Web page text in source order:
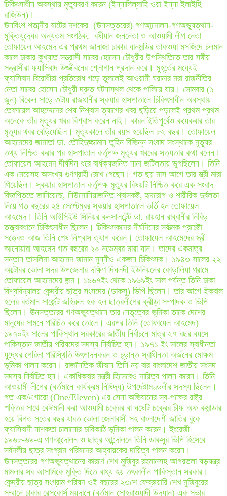
চিকিৎসাধীন অবস্থায় মৃত্যুবরণ করেন (ইন্নালিল্লাহি ওয়া ইন্না ইলাইহি
রাজিউন)।
ঊনবিংশ শতাব্দীর ষাটের দশকের (ঊনসত্তরের) গণআন্দোলন-গণঅভ্যুত্থান-
মুক্তিযুদ্ধের অন্যতম সংগঠক, বর্ষীয়ান জননেতা ও আওয়ামী লীগ নেতা
তোফায়েল আহমেদ এর প্রথম জানাজা ঢাকার ধানমন্ডির তাকওয়া মসজিদে চলমান
কালে ঢাকার কুখ্যাত সন্ত্রাসী সাবের হোসেন চৌধুরীর উপস্থিতিতে তার সঙ্গীয়
সন্ত্রাসীরা ফ্যাসিবাদ উজ্জীবনের শ্লোগান প্রদান করে। মুহূর্তের মধ্যেই
ফ্যাসিবাদ বিরোধীরা প্রতিরোধ গড়ে তুললেই আওয়ামী ঘরানার মরা রাজনীতির
নেতা সাবের হোসেন চৌধুরী দ্রুত ঘটনাস্থল থেকে পালিয়ে যায়। সোমবার (১
জুন) বিকেল সাড়ে ৩টায় রাজধানীর স্কয়ার হাসপাতালে চিকিৎসাধীন অবস্থায়
তেফায়েল আহম্মেদের শেষ নিশ্বাস ত্যাগের খবর ছড়িয়ে পড়লেই প্রথম প্রথম
অনেকে তাঁর মৃত্যূর খবর বিশ্বাস করেন নাই। কারন ইতিপূর্বেও কয়েকবার তার
মৃত্যূর খবর বেড়িয়েছিল। মৃত্যূকালে তাঁর বয়স হয়েছিল ৮২ বছর। তোফায়েল
আহমেদের জামাতা ডা. তৌহিদুজ্জামান তুহিন বিভিন্ন সংবাদ সংস্থাকে মৃত্যূর
তথ্য নিশ্চিত করার পর হাসপাতাল কর্তৃপক্ষ মৃত্যূর খবরের সত্যতার কথা বলেন।
তোফায়েল আহমেদ দীর্ঘদিন ধরে বার্ধক্যজনিত নানা জটিলতায় ভুগছিলেন। তিনি
এক মেয়েসহ অসংখ্য গুণগ্রাহী রেখে গেছেন। গত ছয় মাস আগে তার স্ত্রী মারা
গিয়েছিল। স্কয়ার হাসপাতাল কর্তৃপক্ষ মৃত্যুর বিষয়টি নিশ্চিত করে এক সংবাদ
বিজ্ঞপ্তিতে জানিয়েছে, নিউমোনিয়াজনিত শ্বাসকষ্ট, হৃদরোগ ও শারীরিক দুর্বলতা
নিয়ে গত বছরের ২৪ সেপ্টেম্বর স্কয়ার হাসপাতালে ভর্তি হন তোফায়েল
আহমেদ। তিনি আইসিইউ সিনিয়র কনসালটেন্ট ডা. রায়হান রাব্বানীর নিবিড়
তত্ত্বাবধানে চিকিৎসাধীন ছিলেন। চিকিৎসকদের দীর্ঘদিনের সর্বাত্মক প্রচেষ্টা
সত্ত্বেও আজ তিনি শেষ নিশ্বাস ত্যাগ করেন। তোফায়েল আহমেদের স্ত্রী
আনোয়ারা আহমেদ গত বছরের ২০ নভেম্বর মারা যান। তাদের একমাত্র
সন্তান তাসলিমা আহমেদ জামান মুন্নীও একজন চিকিৎসক। ১৯৪৩ সালের ২২
অক্টোবর ভোলা সদর উপজেলার দক্ষিণ দিঘলদী ইউনিয়নের কোড়ালিয়া গ্রামে
তোফায়েল আহমেদের জন্ম। ১৯৬৭ইং থেকে ১৯৬৯ইং সাল পর্যন্ত তিনি ঢাকা
বিশ্ববিদ্যালয় কেন্দ্রীয় ছাত্র সংসদের (ডাকসু) ভিপি ছিলেন। তার আগে ইকবাল
হলের বর্তমান সার্জেন্ট জহিরুল হক হল ছাত্রলীগের ক্রীড়া সম্পাদক ও ভিপি
ছিলেন। ঊনসত্তরের গণঅভ্যুত্থানে তার নেতৃত্বের ভূমিকা তাকে দেশের
মানুষের সামনে পরিচিত করে তোলে। এরপর তিনি (তোফায়েল আহমেদ)
১৯৭০ইং সালের পাকিস্থান সরকারের জাতীয় নির্বাচনে মাত্র ২৭ বছর বয়সে
পাকিস্তান জাতীয় পরিষদের সদস্য নির্বাচিত হন। ১৯৭১ ইং সালের স্বাধীনতা
যুদ্ধের গেরিলা পরিস্থিতি উৎপাদনকরন ও চূড়ান্ত স্বাধীনতা অর্জনের মোক্ষম
ভূমিকা পালন করেন। রাজনৈতিক জীবনে তিনি নয় বার বাংলাদেশ জাতীয় সংসদ
সদস্য নির্বাচিত হন। একাধিকবার মন্ত্রী হিসেবেও দায়িত্ব পালন করেন। তিনি
আওয়ামী লীগের (বর্তমানে কার্যক্রম নিষিদ্ধ) উপদেষ্টামণ্ডলীর সদস্য ছিলেন।
গত এক/এগারো (One/Eleven) এর সেনা অভিযানের স্ব-পক্ষের রাষ্ট্র
শক্তির সাথে বেঈমানী করা আওয়ামী চক্রের বা ঘষেটি চক্রের চীফ অফ কমান্ডার
হয়ে বিগত সতের বছর যাবত ভোলা জেলাবাসী সহ বাংলাদেশী জাতির বুকে
ফ্যাসিবাদী নাশকতা চালানোর চাবিকাঠি ভূমিকা পালন করেন। ইংরেজী
১৯৬৮-৬৯-এ গণআন্দোলন ও ছাত্র আন্দোলনে তিনি ডাকসুর ভিপি হিসেবে
সর্বদলীয় ছাত্র সংগ্রাম পরিষদের আহ্বায়কের দায়িত্ব পালন করেন।
ঊনসত্তরের গণঅভ্যুত্থানের কারণে শেখ মুজিবুর রহমানসহ আগরতলা ষড়যন্ত্র
মামলার সব আসামিকে মুক্তি দিতে বাধ্য হয় তৎকালীন পাকিস্তান সরকার।
কেন্দ্রীয় ছাত্র সংগ্রাম পরিষদ ওই বছরের ২৩শে ফেব্রুয়ারি শেখ মুজিবুরের
সম্মানে ঢাকার রেসকোর্স ময়দানে (বর্তমান সোহরাওয়ার্দী উদ্যান) এক সভার